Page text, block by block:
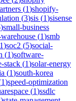
(1)shopify-
(3)sis (1)sisense
)small-business
(1)smb
1)soc2 (5)social-
(1)software-
stack (1)solar-energy
(1)south-korea
1)speed-optimization
(1)ssdlc